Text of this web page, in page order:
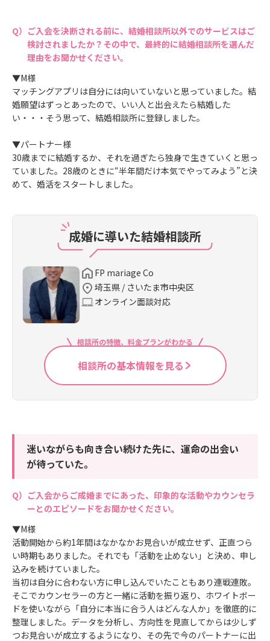
ご入会を決断される前に、結婚相談所以外でのサービスはご
検討されましたか？その中で、最終的に結婚相談所を選んだ
理由をお聞かせください。
▼M様
マッチングアプリは自分には向いていないと思っていました。結
婚願望はずっとあったので、いい人と出会えたら結婚した
い・・・そう思って、結婚相談所に登録しました。
▼パートナー様
30歳までに結婚するか、それを過ぎたら独身で生きていくと思っ
ていました。28歳のときに“半年間だけ本気でやってみよう”と決
めて、婚活をスタートしました。
成婚に導いた結婚相談所
FP mariage Co
埼玉県 / さいたま市中央区
オンライン面談対応
相談所の特徴、料金プランがわかる
相談所の基本情報を見る
迷いながらも向き合い続けた先に、運命の出会い
が待っていた。
ご入会からご成婚までにあった、印象的な活動やカウンセラ
ーとのエピソードをお聞かせください。
▼M様
活動開始から約1年間はなかなかお見合いが成立せず、正直つら
い時期もありました。それでも「活動を止めない」と決め、申し
込みを続けていました。
当初は自分に合わない方に申し込んでいたこともあり連戦連敗。
そこでカウンセラーの方と一緒に活動を振り返り、ホワイトボー
ドを使いながら「自分に本当に合う人はどんな人か」を徹底的に
整理しました。データを分析し、方向性を見直してからは少しず
つお見合いが成立するようになり、その先で今のパートナーに出